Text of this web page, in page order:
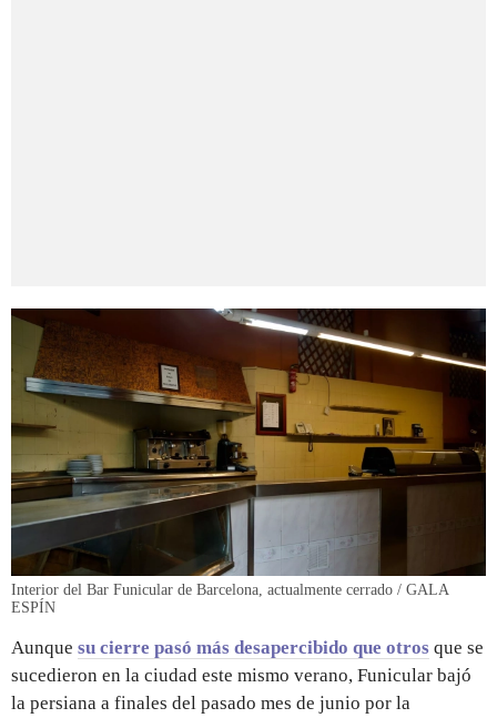
Interior del Bar Funicular de Barcelona, actualmente cerrado / GALA
ESPÍN
Aunque su cierre pasó más desapercibido que otros que se
sucedieron en la ciudad este mismo verano, Funicular bajó
la persiana a finales del pasado mes de junio por la